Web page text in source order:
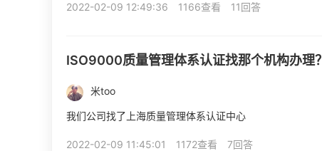
2022-02-09 12:49:36
1166查看 11回答
ISO9000质量管理体系认证找那个机构办理？
米too
我们公司找了上海质量管理体系认证中心
2022-02-09 11:45:01 1172查看 7回答